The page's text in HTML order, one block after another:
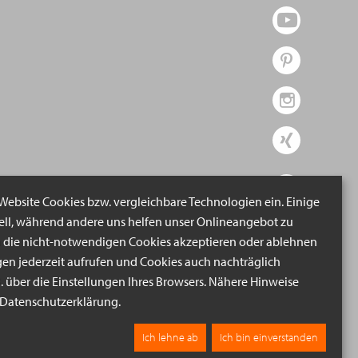
Cookies bzw. vergleichbare Technologien ein. Einige
während andere uns helfen unser Onlineangebot zu
die nicht-notwendigen Cookies akzeptieren oder ablehnen
jederzeit aufrufen und Cookies auch nachträglich
über die Einstellungen Ihres Browsers. Nähere Hinweise
Ich lehne ab Ich bin einverstanden